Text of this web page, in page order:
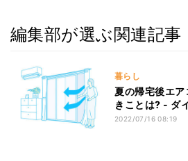
編集部が選ぶ関連記事
暮らし
夏の帰宅後エ
きことは? - ダ
2022/07/16 08:19